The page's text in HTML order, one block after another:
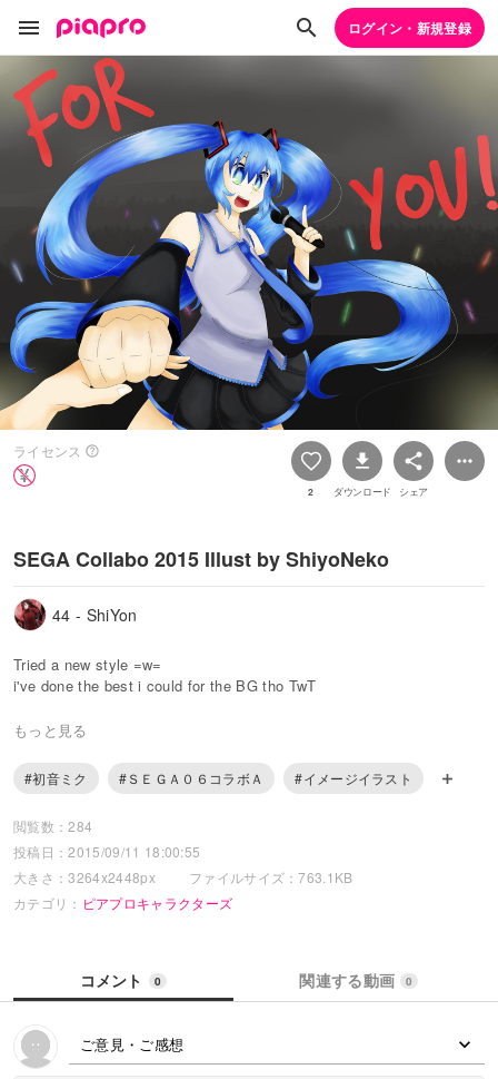
ログイン・新規登録
ライセンス
2 ダウンロード シェア
SEGA Collabo 2015 Illust by ShiyoNeko
44 - ShiYon
Tried a new style =w=
i've done the best i could for the BG tho TwT
anyway, this pic is like telling us that Miku present this song for you,
i'm happy with this =w=
....except for the fact that i was late to upload this- / TAT)/
hope there's a new event soon =w=a
もっと見る
#初音ミク #ＳＥＧＡ０６コラボＡ #イメージイラスト
閲覧数：284
投稿日：2015/09/11 18:00:55
大きさ：3264x2448px
ファイルサイズ：763.1KB
カテゴリ： ピアプロキャラクターズ
コメント 0 関連する動画 0
ご意見・ご感想